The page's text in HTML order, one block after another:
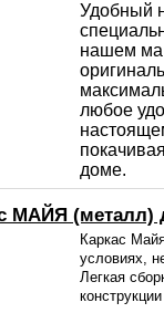
Удобный
нашем
любое
доме.
МАЙЯ (металл)
Каркас
условиях,
Легкая